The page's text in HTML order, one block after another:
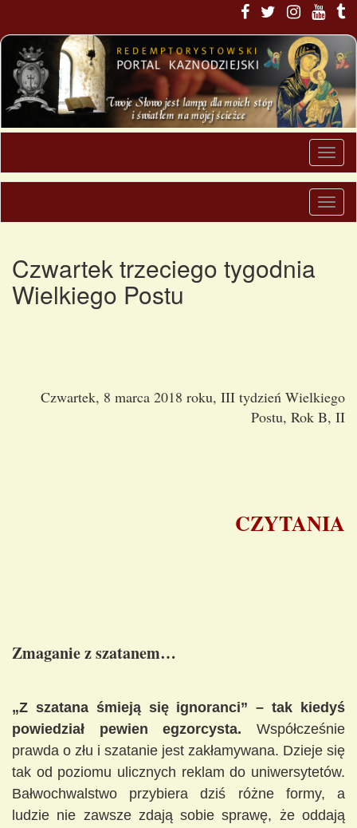
Czwartek trzeciego tygodnia
Wielkiego Postu
Czwartek, 8 marca 2018 roku, III tydzień Wielkiego
Postu, Rok B, II
CZYTANIA
Zmaganie z szatanem…
„Z szatana śmieją się ignoranci” – tak kiedyś
powiedział pewien egzorcysta. Współcześnie
prawda o złu i szatanie jest zakłamywana. Dzieje się
tak od poziomu ulicznych reklam do uniwersytetów.
Bałwochwalstwo przybiera dziś różne formy, a
ludzie nie zawsze zdają sobie sprawę, że oddają